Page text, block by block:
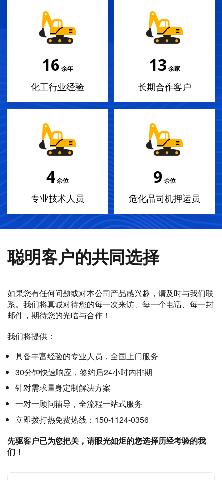
18 余年
化工行业经验
14 余家
长期合作客户
4 余位
专业技术人员
10 余位
危化品司机押运员
聪明客户的共同选择
如果您有任何问题或对本公司产品感兴趣，请及时与我们联
系。我们将真诚对待您的每一次来访、每一个电话、每一封
邮件，期待您的光临与合作！
我们将提供：
具备丰富经验的专业人员，全国上门服务
30分钟快速响应，签约后24小时内排期
针对需求量身定制解决方案
一对一顾问辅导，全流程一站式服务
立即拨打热免费热线：150-1124-0356
先驱客户已为您把关，请眼光如炬的您选择历经考验的我
们！